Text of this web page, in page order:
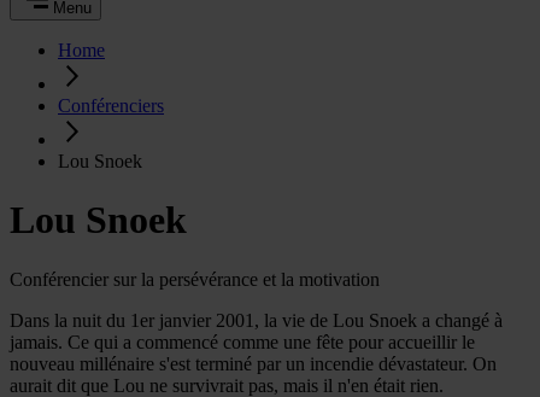
Menu
Home
Conférenciers
Lou Snoek
Lou Snoek
Conférencier sur la persévérance et la motivation
Dans la nuit du 1er janvier 2001, la vie de Lou Snoek a changé à
jamais. Ce qui a commencé comme une fête pour accueillir le
nouveau millénaire s'est terminé par un incendie dévastateur. On
aurait dit que Lou ne survivrait pas, mais il n'en était rien.